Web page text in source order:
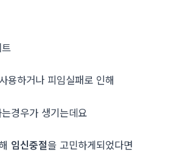
용하거나 피임실패로 인해
경우가 생기는데요
임신중절을 고민하게되었다면